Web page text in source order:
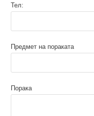
Тел:
Предмет на пораката
Порака